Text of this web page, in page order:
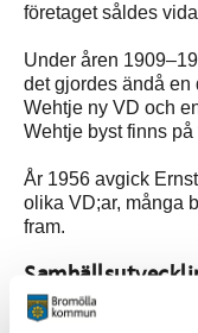
företaget såldes
Under åren
det gjordes ändå en
Wehtje ny VD och
Wehtje byst finns
År 1956 avgick
olika VD;ar, många
fram.
Iföverken industri